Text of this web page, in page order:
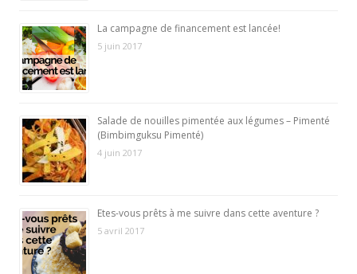
La campagne de financement est lancée!
5 juin 2017
Salade de nouilles pimentée aux légumes – Pimenté
(Bimbimguksu Pimenté)
4 juin 2017
Etes-vous prêts à me suivre dans cette aventure ?
5 avril 2017